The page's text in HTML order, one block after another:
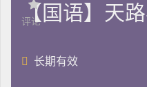
评论
【国语】天
长期有效